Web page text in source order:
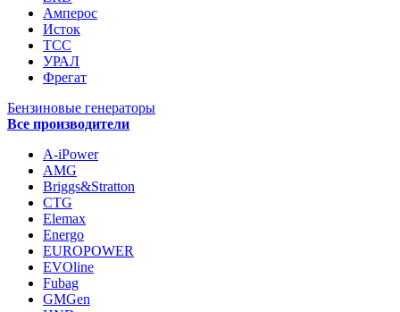
Амперос
Исток
ТСС
УРАЛ
Фрегат
Бензиновые генераторы
Все производители
A-iPower
AMG
Briggs&Stratton
CTG
Elemax
Energo
EUROPOWER
EVOline
Fubag
GMGen